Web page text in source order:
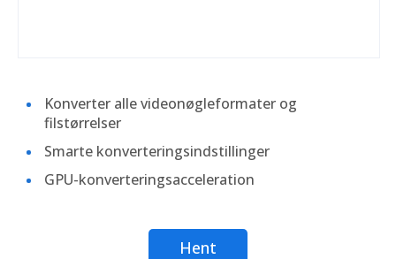
Konverter alle videonøgleformater og
filstørrelser
Smarte konverteringsindstillinger
GPU-konverteringsacceleration
Hent